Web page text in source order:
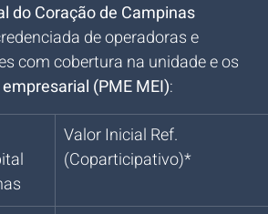
do Coração de Campinas
de operadoras e
com cobertura na unidade e os
(PME MEI):
Valor Inicial Ref.
(Coparticipativo)*